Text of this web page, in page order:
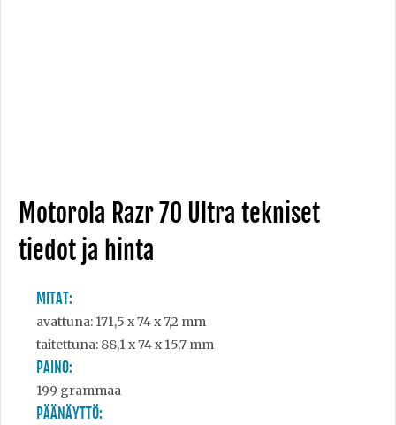
Motorola Razr 70 Ultra tekniset
tiedot ja hinta
MITAT:
avattuna: 171,5 x 74 x 7,2 mm
taitettuna: 88,1 x 74 x 15,7 mm
PAINO:
199 grammaa
PÄÄNÄYTTÖ: